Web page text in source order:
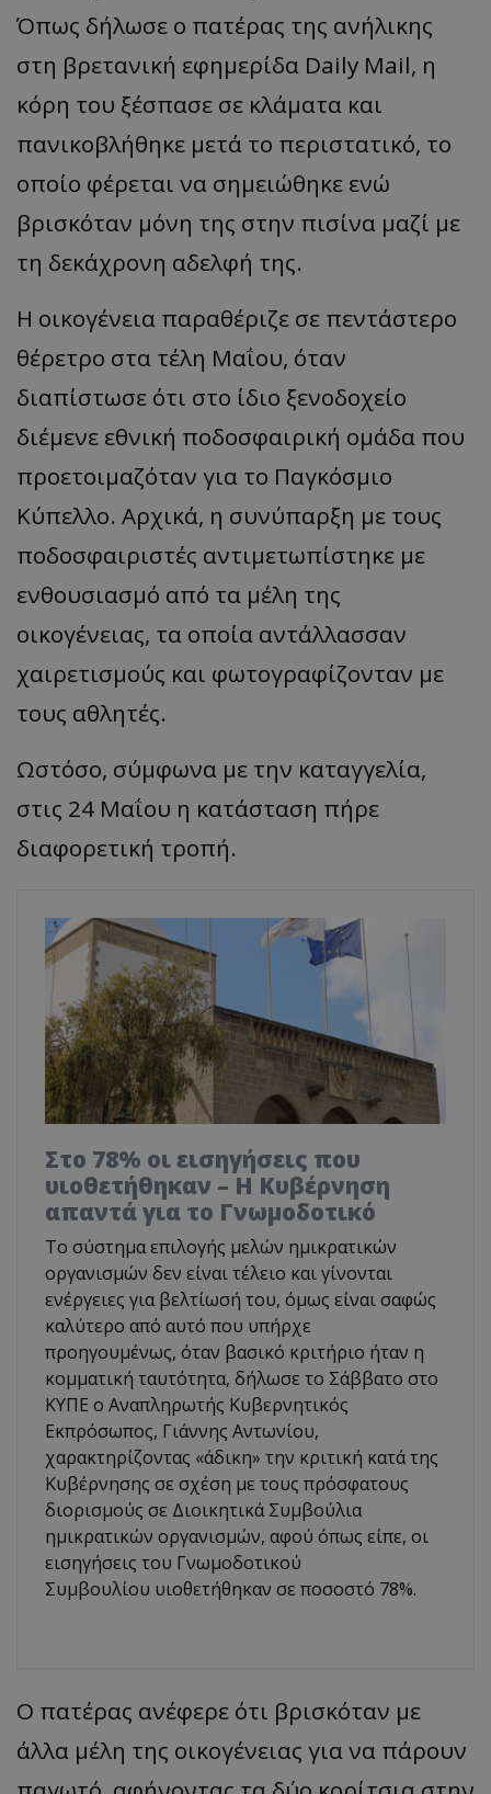
Όπως δήλωσε ο πατέρας της ανήλικης
στη βρετανική εφημερίδα Daily Mail, η
κόρη του ξέσπασε σε κλάματα και
πανικοβλήθηκε μετά το περιστατικό, το
οποίο φέρεται να σημειώθηκε ενώ
βρισκόταν μόνη της στην πισίνα μαζί με
τη δεκάχρονη αδελφή της.
Η οικογένεια παραθέριζε σε πεντάστερο
θέρετρο στα τέλη Μαΐου, όταν
διαπίστωσε ότι στο ίδιο ξενοδοχείο
διέμενε εθνική ποδοσφαιρική ομάδα που
προετοιμαζόταν για το Παγκόσμιο
Κύπελλο. Αρχικά, η συνύπαρξη με τους
ποδοσφαιριστές αντιμετωπίστηκε με
ενθουσιασμό από τα μέλη της
οικογένειας, τα οποία αντάλλασσαν
χαιρετισμούς και φωτογραφίζονταν με
τους αθλητές.
Ωστόσο, σύμφωνα με την καταγγελία,
στις 24 Μαΐου η κατάσταση πήρε
διαφορετική τροπή.
Στο 78% οι εισηγήσεις που
υιοθετήθηκαν – Η Κυβέρνηση
απαντά για το Γνωμοδοτικό
Το σύστημα επιλογής μελών ημικρατικών
οργανισμών δεν είναι τέλειο και γίνονται
ενέργειες για βελτίωσή του, όμως είναι σαφώς
καλύτερο από αυτό που υπήρχε
προηγουμένως, όταν βασικό κριτήριο ήταν η
κομματική ταυτότητα, δήλωσε το Σάββατο στο
ΚΥΠΕ ο Αναπληρωτής Κυβερνητικός
Εκπρόσωπος, Γιάννης Αντωνίου,
χαρακτηρίζοντας «άδικη» την κριτική κατά της
Κυβέρνησης σε σχέση με τους πρόσφατους
διορισμούς σε Διοικητικά Συμβούλια
ημικρατικών οργανισμών, αφού όπως είπε, οι
εισηγήσεις του Γνωμοδοτικού
Συμβουλίου υιοθετήθηκαν σε ποσοστό 78%.
Ο πατέρας ανέφερε ότι βρισκόταν με
άλλα μέλη της οικογένειας για να πάρουν